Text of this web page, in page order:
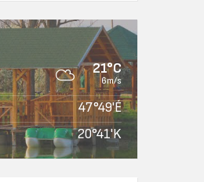
21°C
6m/s
47°49'É
20°41'K